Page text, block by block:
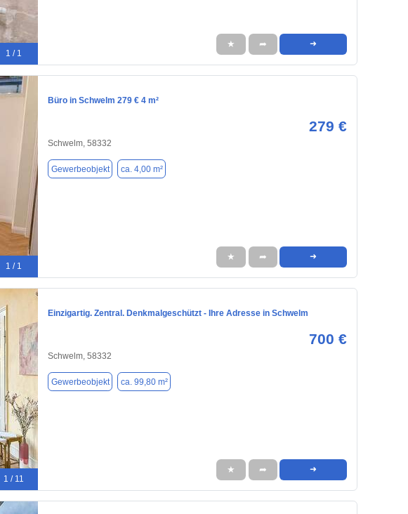
1 / 1
★ ➦ ➜
1 / 1
Büro in Schwelm 279 € 4 m²
279 €
Schwelm, 58332
Gewerbeobjekt ca. 4,00 m²
★ ➦ ➜
1 / 11
Einzigartig. Zentral. Denkmalgeschützt - Ihre Adresse in Schwelm
700 €
Schwelm, 58332
Gewerbeobjekt ca. 99,80 m²
★ ➦ ➜